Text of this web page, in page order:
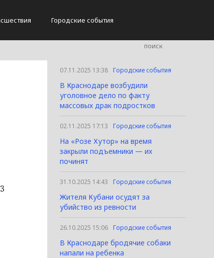
Городские события
07.11.2025 13:38 Городские события
В Краснодаре возбудили
уголовное дело по факту
массовых драк подростков
02.11.2025 17:13 Городские события
На «Розе Хутор» на время
закрыли подъемники — их
починят
31.10.2025 14:43 Городские события
Жителя Кубани осудят за
убийство из ревности
26.10.2025 15:06 Городские события
В Краснодаре бродячие собаки
напали на ребенка